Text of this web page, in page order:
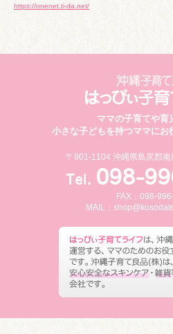
https://onenet.ti-da.net/
ママの子育てや育
小さな子どもを持つママにお
〒901-1104 沖縄県島尻郡
FAX：098-
MAIL：